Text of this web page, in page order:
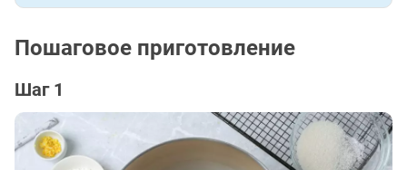
Пошаговое приготовление
Шаг 1